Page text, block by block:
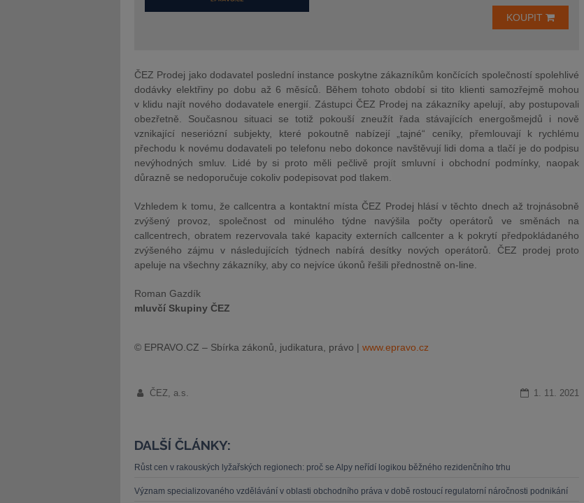
KOUPIT
ČEZ Prodej jako dodavatel poslední instance poskytne zákazníkům končících společností spolehlivé
dodávky elektřiny po dobu až 6 měsíců. Během tohoto období si tito klienti samozřejmě mohou
v klidu najít nového dodavatele energií. Zástupci ČEZ Prodej na zákazníky apelují, aby postupovali
obezřetně. Současnou situaci se totiž pokouší zneužít řada stávajících energošmejdů i nově
vznikající neseriózní subjekty, které pokoutně nabízejí „tajné“ ceníky, přemlouvají k rychlému
přechodu k novému dodavateli po telefonu nebo dokonce navštěvují lidi doma a tlačí je do podpisu
nevýhodných smluv. Lidé by si proto měli pečlivě projít smluvní i obchodní podmínky, naopak
důrazně se nedoporučuje cokoliv podepisovat pod tlakem.
Vzhledem k tomu, že callcentra a kontaktní místa ČEZ Prodej hlásí v těchto dnech až trojnásobně
zvýšený provoz, společnost od minulého týdne navýšila počty operátorů ve směnách na
callcentrech, obratem rezervovala také kapacity externích callcenter a k pokrytí předpokládaného
zvýšeného zájmu v následujících týdnech nabírá desítky nových operátorů. ČEZ prodej proto
apeluje na všechny zákazníky, aby co nejvíce úkonů řešili přednostně on-line.
Roman Gazdík
mluvčí Skupiny ČEZ
© EPRAVO.CZ – Sbírka zákonů, judikatura, právo | www.epravo.cz
ČEZ, a.s. 1. 11. 2021
DALŠÍ ČLÁNKY:
Růst cen v rakouských lyžařských regionech: proč se Alpy neřídí logikou běžného rezidenčního trhu
Význam specializovaného vzdělávání v oblasti obchodního práva v době rostoucí regulatorní náročnosti podnikání